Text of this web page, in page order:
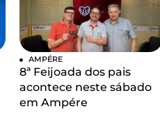
AMPÉRE
8ª Feijoada dos pais
acontece neste sábado
em Ampére